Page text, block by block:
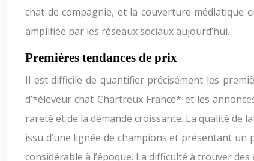
chat de compagnie, et la couverture médiatique
amplifiée par les réseaux sociaux aujourd’hui.
Premières tendances de prix
Il est difficile de quantifier précisément les
d’*éleveur chat Chartreux France* et les
rareté et de la demande croissante. La qualité de
issu d’une lignée de champions et présentant
considérable à l’époque. La difficulté à trouver